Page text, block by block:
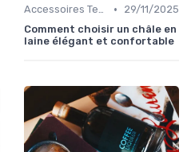
Accessoires Tendance •
29/11/2025
Comment choisir un châle en
laine élégant et confortable